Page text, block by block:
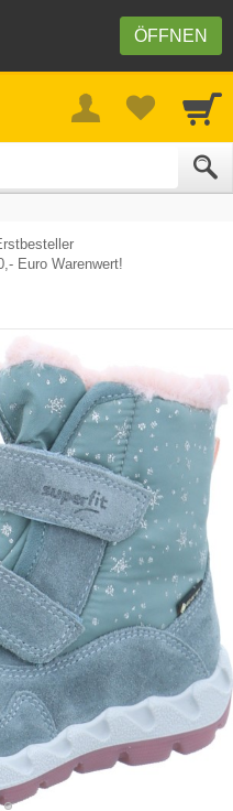
ÖFFNEN
Euro Warenwert!